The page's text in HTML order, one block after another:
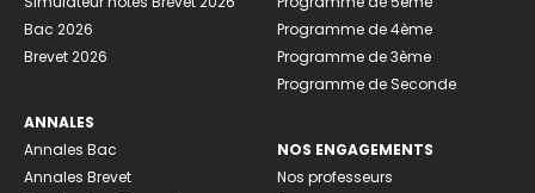
Bac 2026
Brevet 2026
ANNALES
Annales Bac
Annales Brevet
Programme de 4ème
Programme de 3ème
Programme de Seconde
NOS ENGAGEMENTS
Nos professeurs